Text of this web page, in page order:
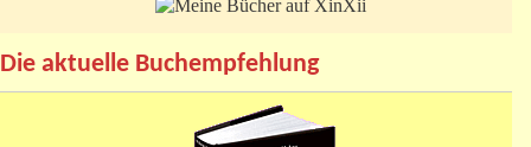
Die aktuelle Buchempfehlung